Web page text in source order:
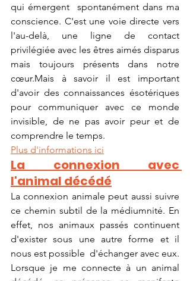
qui émergent  spontanément dans ma
conscience. C'est une voie directe vers
l'au-delà, une ligne de contact
privilégiée avec les êtres aimés disparus
mais toujours présents dans notre
cœur.Mais à savoir il est important
d'avoir des connaissances ésotériques
pour communiquer avec ce monde
invisible, de ne pas avoir peur et de
comprendre le temps.
Plus d'informations ici
La connexion avec
l'animal décédé
La connexion animale peut aussi suivre
ce chemin subtil de la médiumnité. En
effet, nos animaux passés continuent
d'exister sous une autre forme et il
nous est possible  d'échanger avec eux.
Lorsque je me connecte à un animal